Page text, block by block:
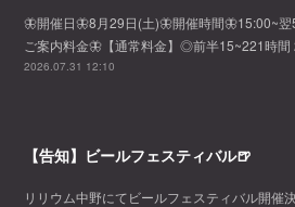
🦋開催日🦋8月29日(土)🦋開催時間🦋15:00~
ご案内料金🦋【通常料金】◎前半15~221時間
2026.07.31 12:10
【告知】ビールフェスティバル🍺
リリウム中野にてビールフェスティバル開催